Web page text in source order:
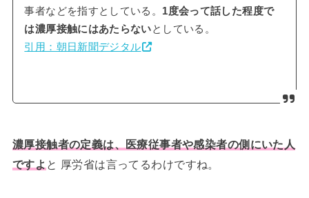
事者などを指すとしている。 1度会って話した程度で
は濃厚接触にはあたらないとしている。
引用：朝日新聞デジタル
濃厚接触者の定義は、医療従事者や感染者の側にいた人
ですよ と 厚労省は言ってるわけですね。